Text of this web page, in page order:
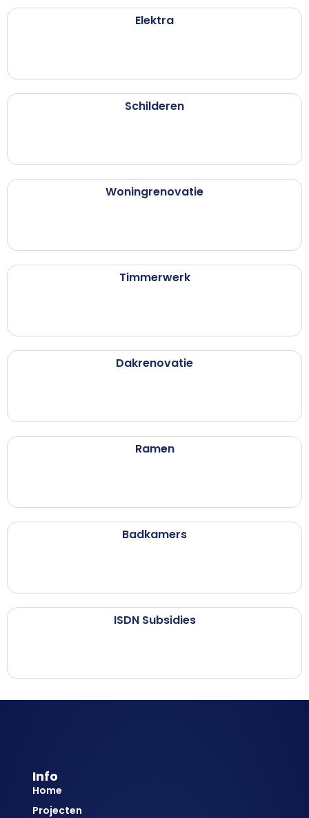
Elektra
Schilderen
Woningrenovatie
Timmerwerk
Dakrenovatie
Ramen
Badkamers
ISDN Subsidies
Info
Home
Projecten